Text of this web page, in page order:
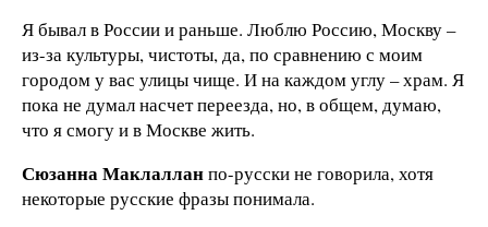
Я бывал в России и раньше. Люблю Россию, Москву –
из-за культуры, чистоты, да, по сравнению с моим
городом у вас улицы чище. И на каждом углу – храм. Я
пока не думал насчет переезда, но, в общем, думаю,
что я смогу и в Москве жить.
Сюзанна Маклалланпо-русски не говорила, хотя
некоторые русские фразы понимала.